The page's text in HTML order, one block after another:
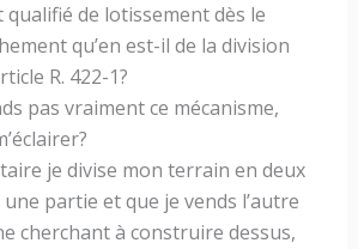
qualifié de lotissement dès le
qu’en est-il de la division
R. 422-1?
pas vraiment ce mécanisme,
je divise mon terrain en deux
une partie et que je vends l’autre
cherchant à construire dessus,